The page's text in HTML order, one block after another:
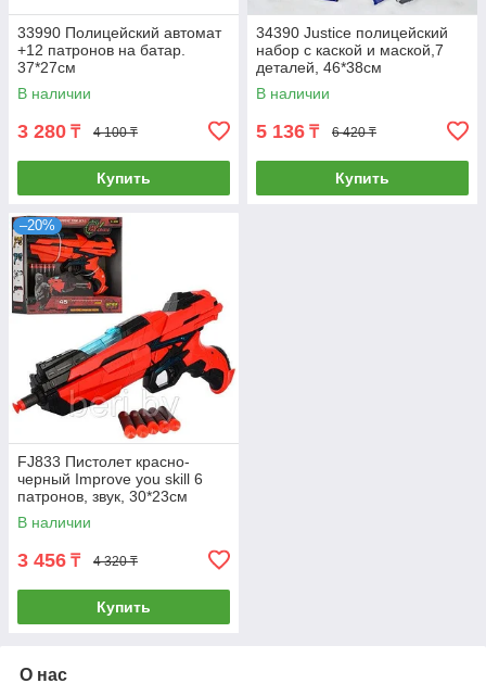
33990 Полицейский автомат
+12 патронов на батар.
37*27см
В наличии
3 280 ₸ 4 100 ₸
Купить
34390 Justice полицейский
набор с каской и маской,7
деталей, 46*38см
В наличии
5 136 ₸ 6 420 ₸
Купить
–20%
FJ833 Пистолет красно-
черный Improve you skill 6
патронов, звук, 30*23см
В наличии
3 456 ₸ 4 320 ₸
Купить
О нас